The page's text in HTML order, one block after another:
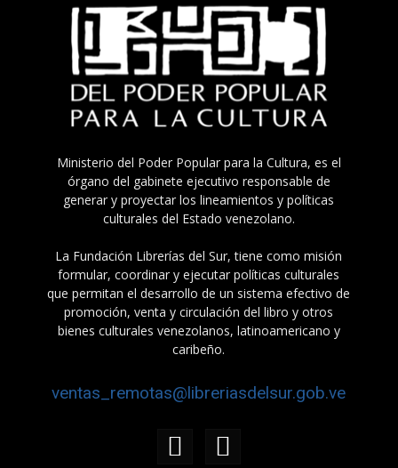
Ministerio del Poder Popular para la Cultura, es el
órgano del gabinete ejecutivo responsable de
generar y proyectar los lineamientos y políticas
culturales del Estado venezolano.
La Fundación Librerías del Sur, tiene como misión
formular, coordinar y ejecutar políticas culturales
que permitan el desarrollo de un sistema efectivo de
promoción, venta y circulación del libro y otros
bienes culturales venezolanos, latinoamericano y
caribeño.
ventas_remotas@libreriasdelsur.gob.ve